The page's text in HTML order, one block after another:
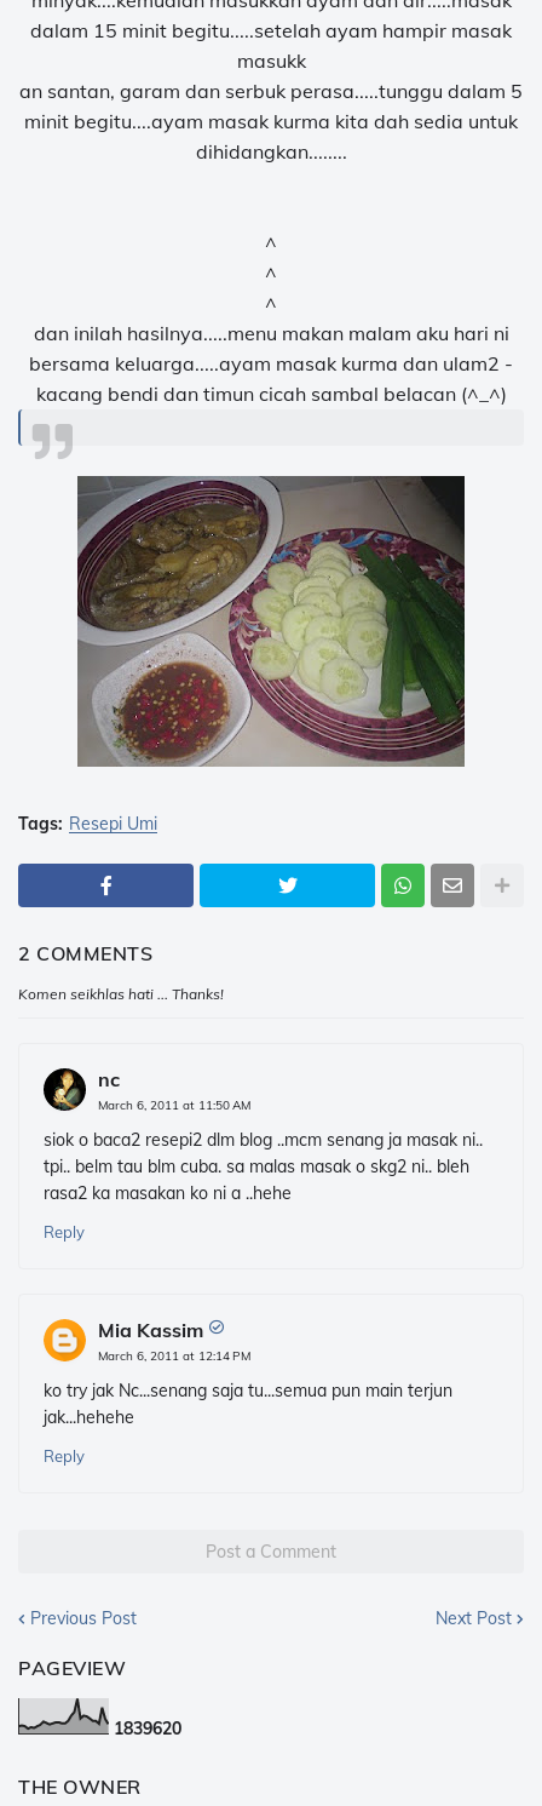
dalam 15 minit begitu.....setelah ayam hampir masak
masukk
an santan, garam dan serbuk perasa.....tunggu dalam 5
minit begitu....ayam masak kurma kita dah sedia untuk
dihidangkan........
^
^
^
dan inilah hasilnya.....menu makan malam aku hari ni
bersama keluarga.....ayam masak kurma dan ulam2 -
kacang bendi dan timun cicah sambal belacan (^_^)
Tags: Resepi Umi
2 COMMENTS
Komen seikhlas hati ... Thanks!
nc
March 6, 2011 at 11:50 AM
siok o baca2 resepi2 dlm blog ..mcm senang ja masak ni..
tpi.. belm tau blm cuba. sa malas masak o skg2 ni.. bleh
rasa2 ka masakan ko ni a ..hehe
Reply
Mia Kassim
March 6, 2011 at 12:14 PM
ko try jak Nc...senang saja tu...semua pun main terjun
jak...hehehe
Reply
Post a Comment
Previous Post Next Post
PAGEVIEW
1839620
THE OWNER